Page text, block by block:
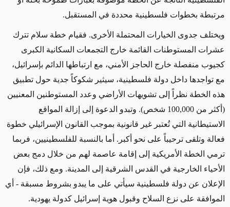
مرتبطة بخطوات فلسطينية محددة في المستقبل.
ويختلف جدوى الخيارات المحتملة الأخرى. فقيام خطة سلام تترك
عشرات المستوطنات القائمة خارج التجمعات السكانية الكبرى
كجيوب منفصلة خارج الحاجز الأمني، مع ارتباطها الدائم بإسرائيل،
مع تواجدها داخل دولة فلسطينية، سيثير شكوكاً جدية حول تطبيق
هذه الخطة نظراً إلى تشويهات الأراضي وعدد المستوطنين المعنيين
(أكثر من 100,000 شخص). وتبدو الدعوة إلى إزالة المواقع
الاستيطانية التي تُعتبر غير قانونية بموجب القانون الإسرائيلي خطوة
فعالة وتلقى ترحيباً على نحو أكبر. أما بالنسبة للفلسطينيين، فربما
ترمي الخطة الأمريكية إلى إقامة عاصمة لهم من خلال دمج بعض
الأحياء الخارجية في القدس الشرقية إلى المدينة. ومع ذلك، فإن
الإعلان عن دولة فلسطينية سيأتي على ما يبدو بشروط مسبقة - أي
الموافقة على نزع السلاح وقبول هوية إسرائيل كدولة يهودية.